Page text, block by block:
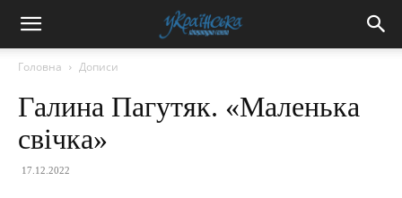
Головна Дописи
Галина Пагутяк. «Маленька
свічка»
17.12.2022